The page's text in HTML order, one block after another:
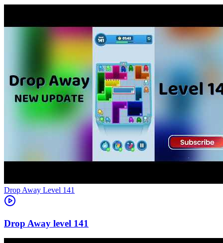
Level 141
141